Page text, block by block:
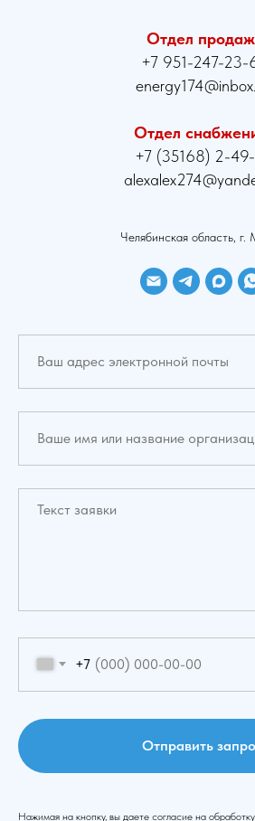
Отдел
+7 951-247-23-
Отдел
+7 (35168) 2-
Челябинская область, г.
+7
Отправить
Нажимая на кнопку, вы даете согласие на